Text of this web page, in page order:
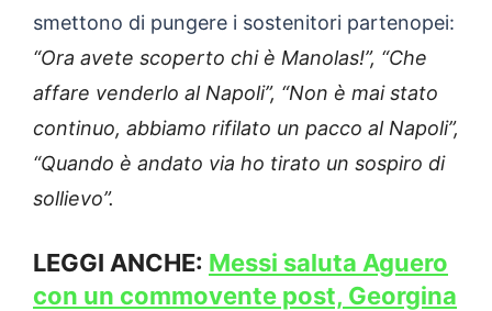
smettono di pungere i sostenitori partenopei:
“Ora avete scoperto chi è Manolas!”, “Che
affare venderlo al Napoli”, “Non è mai stato
continuo, abbiamo rifilato un pacco al Napoli”,
“Quando è andato via ho tirato un sospiro di
sollievo”.
LEGGI ANCHE: Messi saluta Aguero
con un commovente post, Georgina